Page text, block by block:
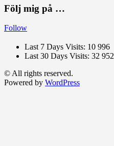
Följ mig på …
Follow
Last 7 Days Visits: 10 996
Last 30 Days Visits: 32 952
© All rights reserved.
Powered by WordPress